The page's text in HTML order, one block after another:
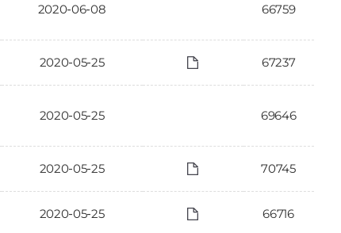
2020-06-08 66759
2020-05-25 67237
2020-05-25 69646
2020-05-25 70745
2020-05-25 66716